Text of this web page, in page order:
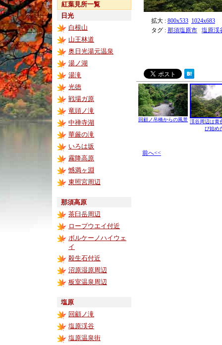
紅葉見所一覧
日光
白根山
山王林道
奥日光湯元温泉
湯ノ湖
湯滝
光徳
戦場ガ原
竜頭ノ滝
中禅寺湖
華厳の滝
いろは坂
霧降高原
憾満ヶ淵
東照宮周辺
那須高原
茶臼岳周辺
ロープウエイ付近
ボルケーノハイウェ
イ
殺生石付近
沼原湿原周辺
板室温泉周辺
塩原
回顧ノ滝
塩原渓谷
塩原温泉街
拡大 : 800x533 1024x683
タグ : 那須塩原市 塩原渓
回顧ノ吊橋からの風景 渓谷周辺は黄
び始め
前へ<<